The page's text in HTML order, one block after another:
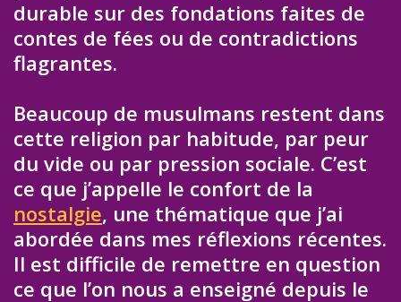
durable sur des fondations faites de
contes de fées ou de contradictions
flagrantes.
Beaucoup de musulmans restent dans
cette religion par habitude, par peur
du vide ou par pression sociale. C’est
ce que j’appelle le confort de la
nostalgie, une thématique que j’ai
abordée dans mes réflexions récentes.
Il est difficile de remettre en question
ce que l’on nous a enseigné depuis le